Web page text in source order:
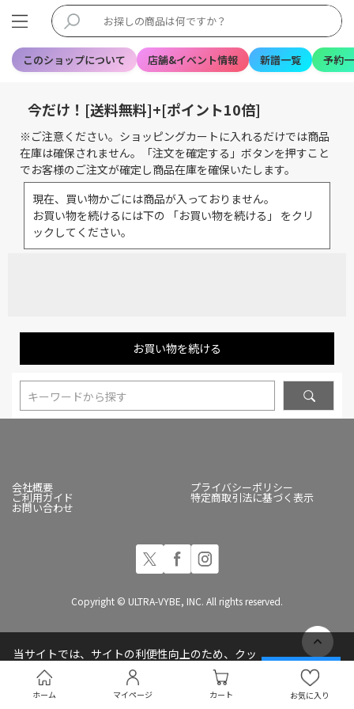
このショップについて 店舗&イベント情報 新譜一覧 予約
ホーム マイページ カート お気に入り
今だけ！[送料無料]+[ポイント10倍]
※ご注意ください。ショッピングカートに入れるだけでは商品
在庫は確保されません。「注文を確定する」ボタンを押すこと
でお客様のご注文が確定し商品在庫を確保いたします。
現在、買い物かごには商品が入っておりません。
お買い物を続けるには下の 「お買い物を続ける」 をクリ
ックしてください。
お買い物を続ける
キーワードから探す
会社概要 プライバシーポリシー
ご利用ガイド 特定商取引法に基づく表示
お問い合わせ
Copyright © ULTRA-VYBE, INC. All rights reserved.
当サイトでは、サイトの利便性向上のため、クッ
キー(Cookie)を使用しています
プライバシーポリシー
承諾する